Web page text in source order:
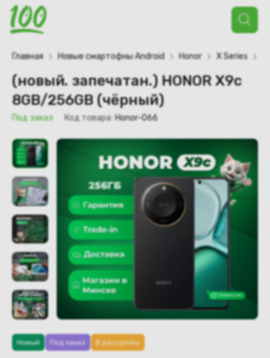
Поиск
товаров
Главная Новые смартофны Android Honor X Series
(новый. запечатан.) HONOR X9c
8GB/256GB (чёрный)
Под заказ Код товара: Honor-066
Новый Под заказ В рассрочку